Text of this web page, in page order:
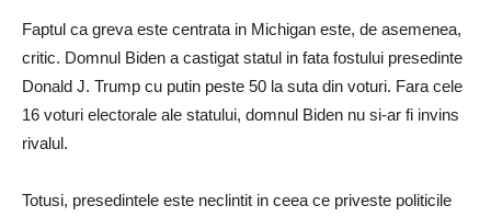
Faptul ca greva este centrata in Michigan este, de asemenea,
critic. Domnul Biden a castigat statul in fata fostului presedinte
Donald J. Trump cu putin peste 50 la suta din voturi. Fara cele
16 voturi electorale ale statului, domnul Biden nu si-ar fi invins
rivalul.
Totusi, presedintele este neclintit in ceea ce priveste politicile